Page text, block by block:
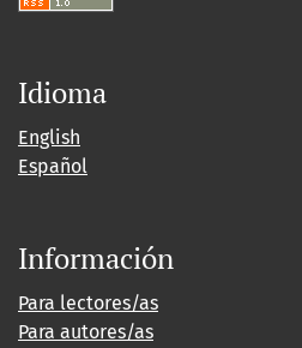
Idioma
English
Español
Información
Para lectores/as
Para autores/as